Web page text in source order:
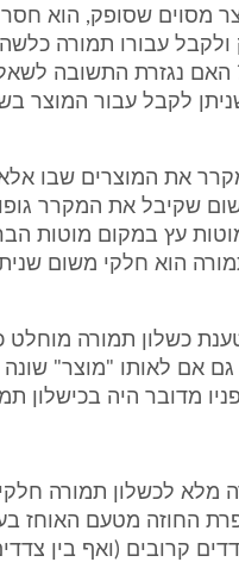
מסוים שסופק, הוא
ולקבל עבורו תמורה
האם נגזרת התשובה
לקבל עבור המוצר
מקרר את המוצרים שבו
שקיבל את המקרר
עץ במקום מוטות
הוא חלקי משום
כשלון תמורה מוחלט
אם לאותו "מוצר" שונה
מדובר היה בכישלון
מלא לכשלון תמורה
החוזה מטעם האוחז
קרובים (ואף בין